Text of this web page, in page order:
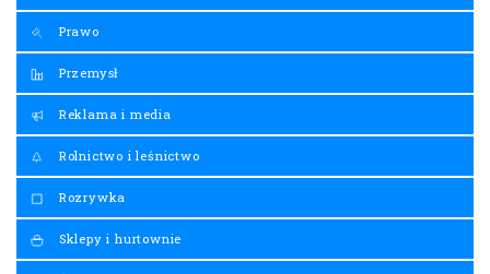
Prawo
Przemysł
Reklama i media
Rolnictwo i leśnictwo
Rozrywka
Sklepy i hurtownie